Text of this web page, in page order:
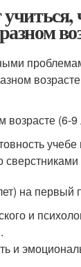
(6-9
на
и
и